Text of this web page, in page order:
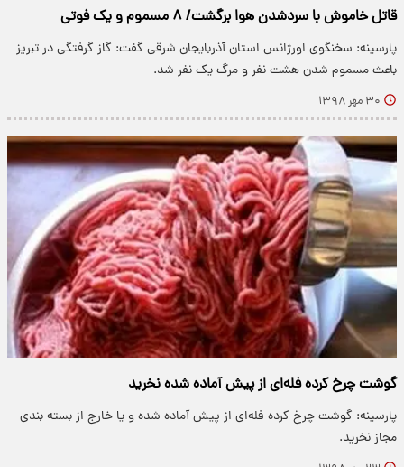
قاتل خاموش با سردشدن هوا برگشت/ ۸ مسموم و یک فوتی
پارسینه: سخنگوی اورژانس استان آذربایجان شرقی گفت: گاز گرفتگی در تبریز
باعث مسموم شدن هشت نفر و مرگ یک نفر شد.
۳۰ مهر ۱۳۹۸
گوشت چرخ کرده فله‌ای از پیش آماده شده نخرید
پارسینه: گوشت چرخ کرده فله‌ای از پیش آماده شده و یا خارج از بسته بندی
مجاز نخرید.